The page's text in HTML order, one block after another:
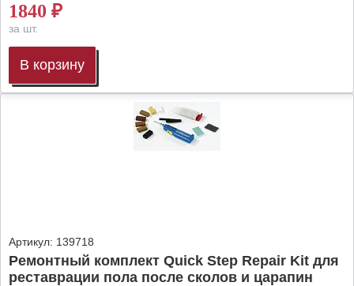
1840 ₽
за шт.
В корзину
Артикул: 139718
Ремонтный комплект Quick Step Repair Kit для
реставрации пола после сколов и царапин